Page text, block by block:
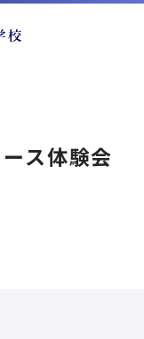
ス体験会